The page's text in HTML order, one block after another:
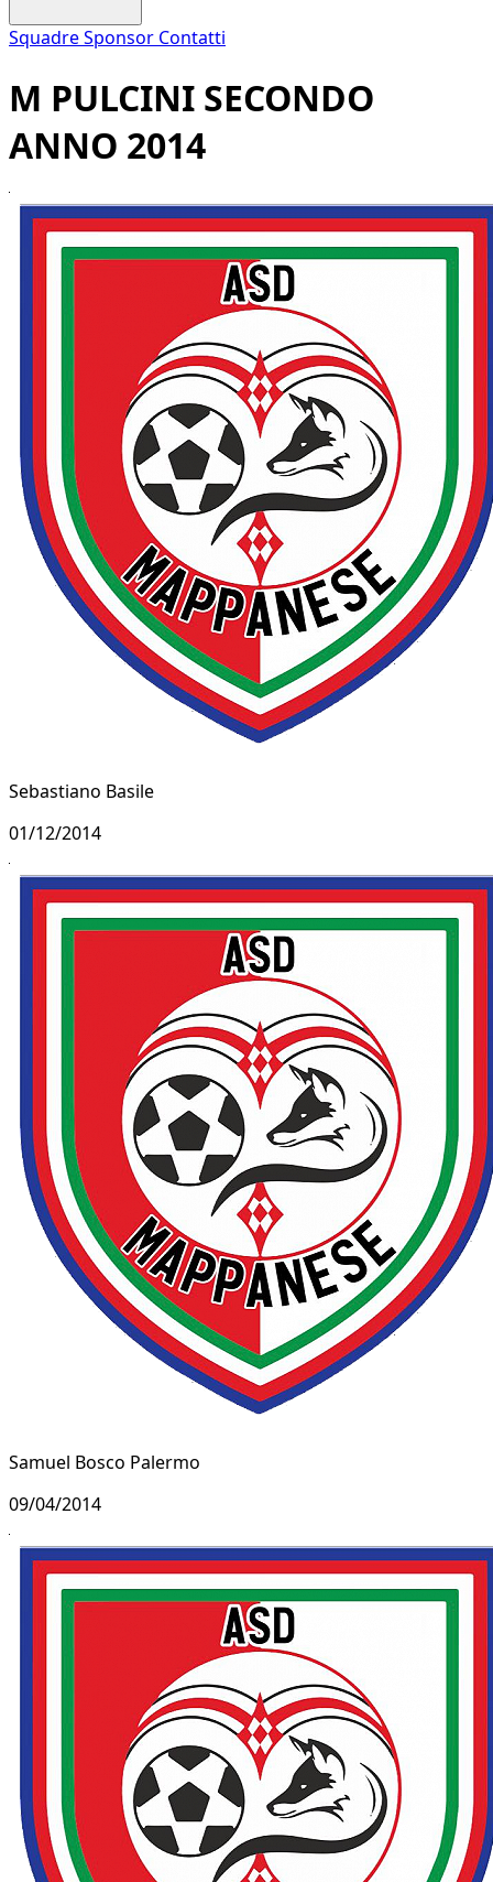
SquadreSponsor Contatti
M PULCINI SECONDO
ANNO 2014
Sebastiano Basile
01/12/2014
Samuel Bosco Palermo
09/04/2014